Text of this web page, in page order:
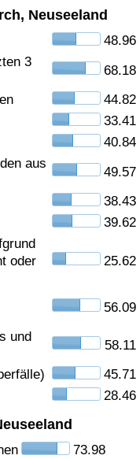
Neuseeland
48.96
3
68.18
44.82
33.41
40.84
aus
49.57
38.43
39.62
oder
25.62
56.09
und
58.11
45.71
28.46
73.98
Land
Land